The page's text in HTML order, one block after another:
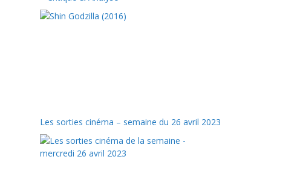
Les sorties cinéma – semaine du 26 avril 2023